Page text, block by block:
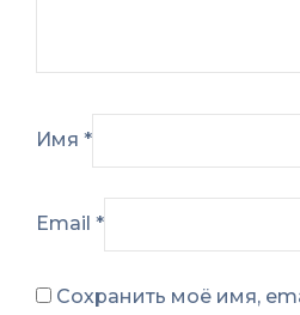
Имя *
Email *
Сохранить моё имя,